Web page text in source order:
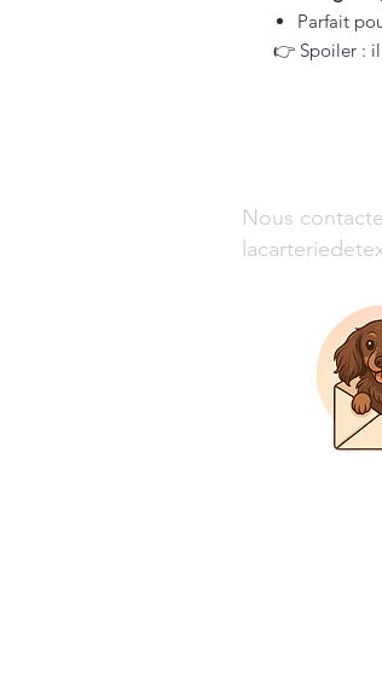
Parfait
👉 Spoiler : il
Nous